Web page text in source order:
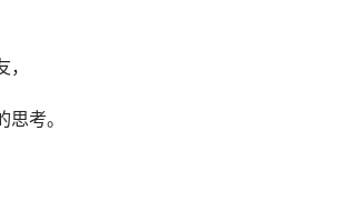
考。